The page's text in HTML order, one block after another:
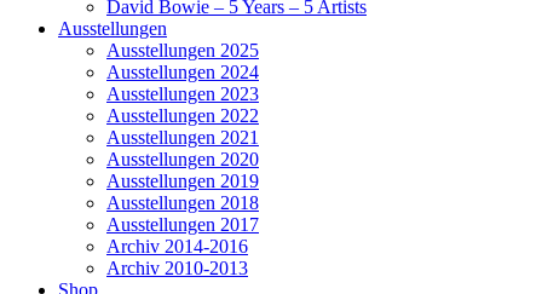
David Bowie – 5 Years – 5 Artists
Ausstellungen
Ausstellungen 2025
Ausstellungen 2024
Ausstellungen 2023
Ausstellungen 2022
Ausstellungen 2021
Ausstellungen 2020
Ausstellungen 2019
Ausstellungen 2018
Ausstellungen 2017
Archiv 2014-2016
Archiv 2010-2013